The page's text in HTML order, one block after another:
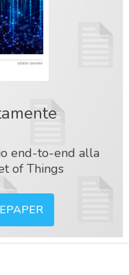
end-to-end alla
of Things